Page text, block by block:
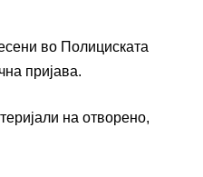
во Полициската
пријава.
на отворено,